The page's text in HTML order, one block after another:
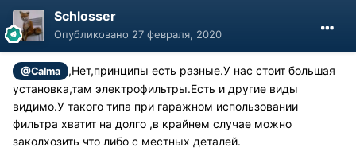
Schlosser
Опубликовано 27 февраля, 2020
@Calma
,Нет,принципы есть разные.У нас стоит большая
установка,там электрофильтры.Есть и другие виды
видимо.У такого типа при гаражном использовании
фильтра хватит на долго ,в крайнем случае можно
заколхозить что либо с местных деталей.